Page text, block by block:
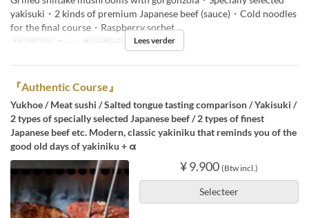
yakisuki・2 kinds of premium Japanese beef (sauce)・Cold noodles
for the final course・Raspberry sorbet
Maaltijden Diner Bestellimiet 2 ~
Lees verder
『Authentic Course』
Yukhoe / Meat sushi / Salted tongue tasting comparison / Yakisuki /
2 types of specially selected Japanese beef / 2 types of finest
Japanese beef etc. Modern, classic yakiniku that reminds you of the
good old days of yakiniku + α
¥ 9.900 (Btw incl.)
Selecteer